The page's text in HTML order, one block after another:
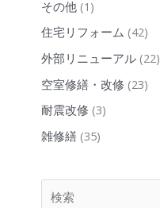
その他(1)
住宅リフォーム (42)
外部リニューアル(22)
空室修繕・改修 (23)
耐震改修 (3)
雑修繕(35)
検索